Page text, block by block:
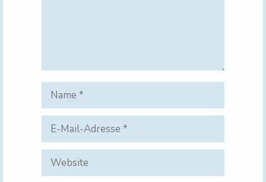
Name
Mail-
Adresse
Website